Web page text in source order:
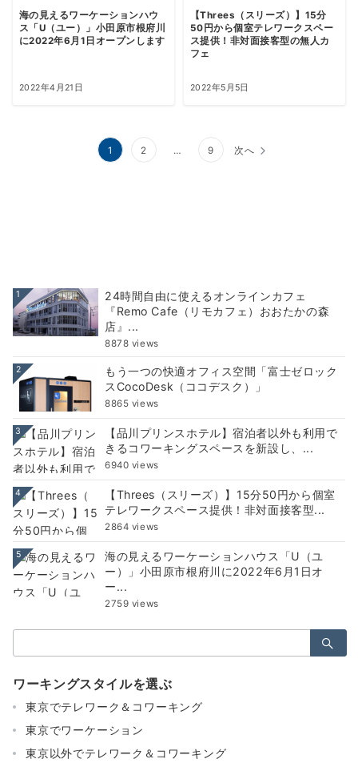
海の見えるワーケーションハウ
ス「U（ユー）」小田原市根府川
に2022年6月1日オープンします
2022年4月21日
【Threes（スリーズ）】15分
50円から個室テレワークスペー
ス提供！非対面接客型の無人カ
フェ
2022年5月5日
1 2 … 9 次へ
1
24時間自由に使えるオンラインカフェ
『Remo Cafe（リモカフェ）おおたかの森
店』...
8878 views
2
もう一つの快適オフィス空間「富士ゼロック
スCocoDesk（ココデスク）」
8865 views
3
【品川プリンスホテル】宿泊者以外も利用で
きるコワーキングスペースを新設し、...
6940 views
4
【Threes（スリーズ）】15分50円から個室
テレワークスペース提供！非対面接客型...
2864 views
5
海の見えるワーケーションハウス「U（ユ
ー）」小田原市根府川に2022年6月1日オ
ー...
2759 views
索：
ワーキングスタイルを選ぶ
東京でテレワーク＆コワーキング
東京でワーケーション
東京以外でテレワーク＆コワーキング